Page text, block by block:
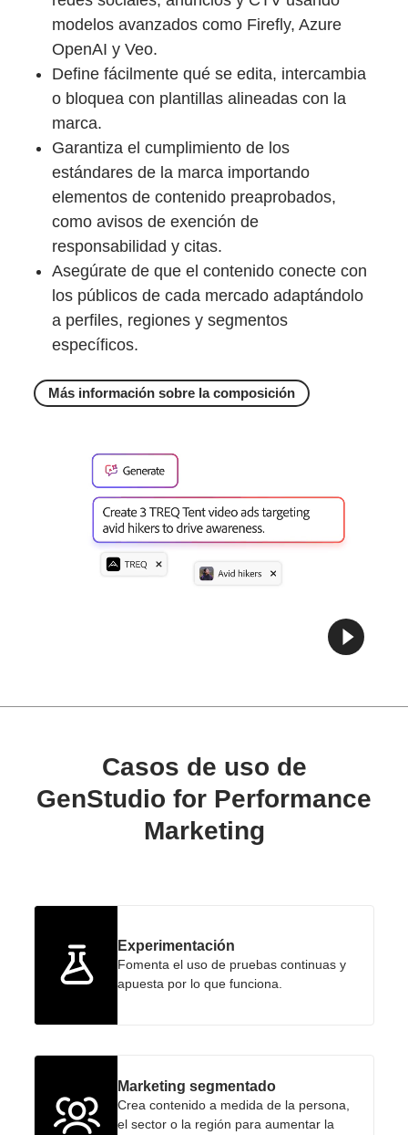
modelos avanzados como Firefly, Azure
OpenAI y Veo.
Define fácilmente qué se edita, intercambia
o bloquea con plantillas alineadas con la
marca.
Garantiza el cumplimiento de los
estándares de la marca importando
elementos de contenido preaprobados,
como avisos de exención de
responsabilidad y citas.
Asegúrate de que el contenido conecte con
los públicos de cada mercado adaptándolo
a perfiles, regiones y segmentos
específicos.
Más información sobre la composición
Casos de uso de
GenStudio for Performance
Marketing
Experimentación
Fomenta el uso de pruebas continuas y
apuesta por lo que funciona.
Marketing segmentado
Crea contenido a medida de la persona,
el sector o la región para aumentar la